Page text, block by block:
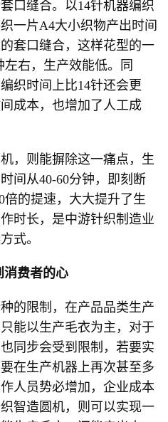
口缝合。以14针机器编织
一片A4大小织物产出时间
套口缝合，这样花型的一
右，生产效能低。同
织时间上比14针还会更
成本，也增加了人工成
，则能摒除这一痛点，生
间从40-60分钟，即刻断
倍的提速，大大提升了生
时长，是中游针织制造业
式。
消费者的心
的限制，在产品品类生产
能以生产毛衣为主，对于
同步会受到限制，若要实
在生产机器上再次甚至多
人员势必增加，企业成本
智造圆机，则可以实现一